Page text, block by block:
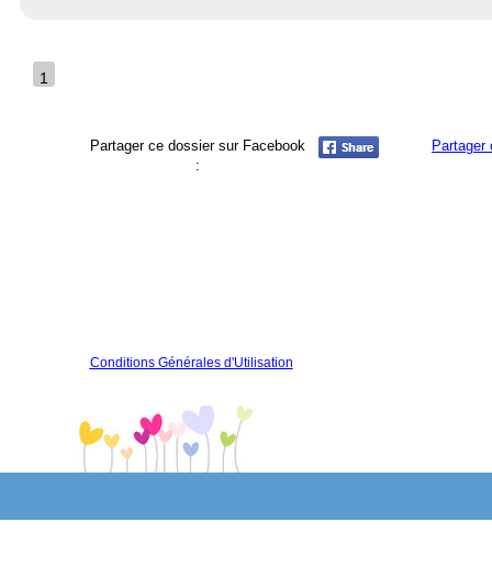
1
Partager ce dossier sur Facebook
:
Partager
Conditions Générales d'Utilisation